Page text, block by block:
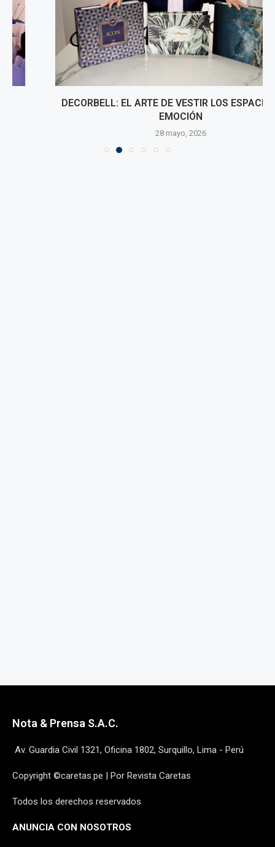
DECORBELL: EL ARTE DE VESTIR LOS ESPACIOS CON
28 mayo, 2026
Nota & Prensa S.A.C.
Av. Guardia Civil 1321, Oficina 1802, Surquillo, Lima - Perú
Copyright ©caretas.pe | Por Revista Caretas
Todos los derechos reservados
ANUNCIA CON NOSOTROS